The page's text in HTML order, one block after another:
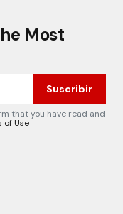
Most
Suscribir
that you have read and
of Use